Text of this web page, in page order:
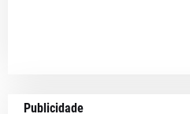
Publicidade